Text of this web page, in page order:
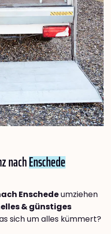
nachEnschede
Enschedeumziehen
& günstiges
sich um alles kümmert?